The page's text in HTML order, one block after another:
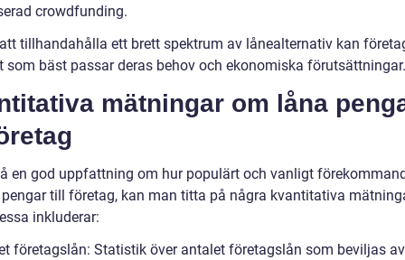
crowdfunding.
tillhandahålla ett brett spektrum av lånealternativ kan
som bäst passar deras behov och ekonomiska förutsättningar.
mätningar om låna
en god uppfattning om hur populärt och vanligt
till företag, kan man titta på några kvantitativa
inkluderar:
företagslån: Statistik över antalet företagslån som beviljas